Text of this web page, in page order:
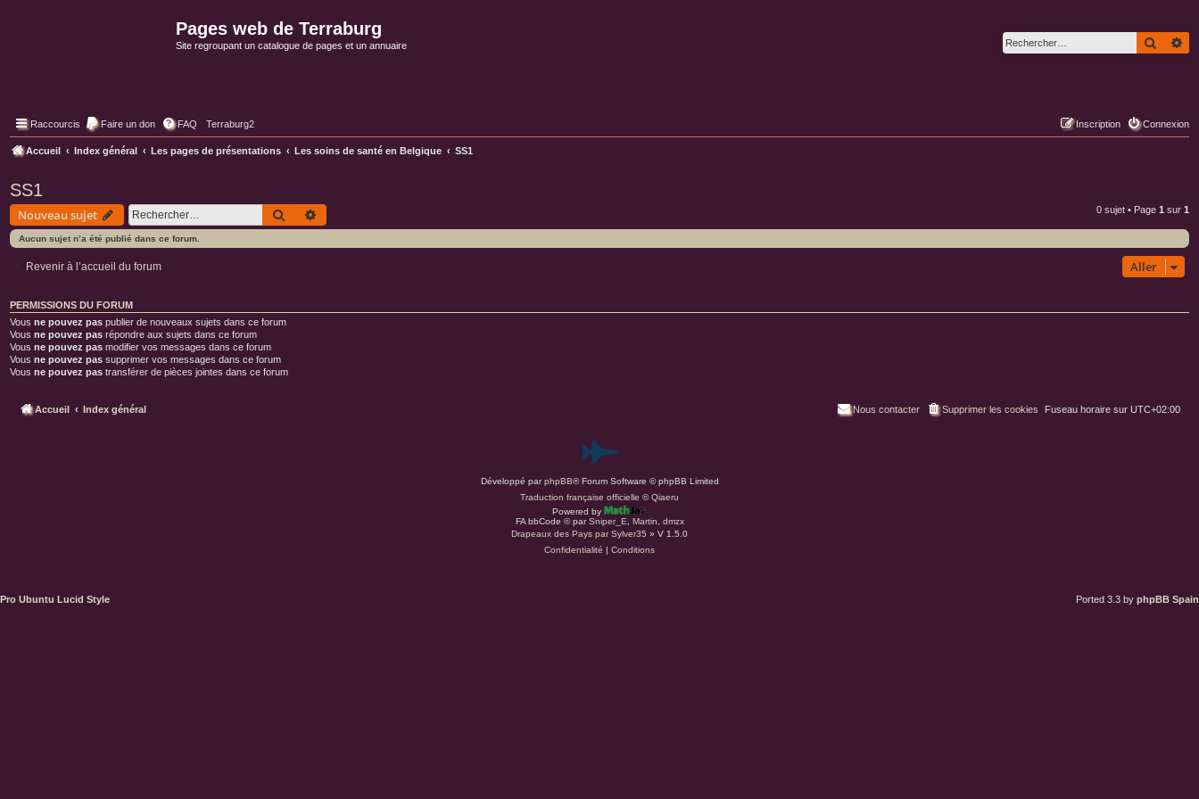
Pages web de Terraburg
Site regroupant un catalogue de pages et un annuaire
Raccourcis Faire un don FAQ Terraburg2 Connexion
Inscription
Accueil Index général Les pages de présentations Les soins de santé en Belgique SS1
SS1
Nouveau sujet Rechercher 0 sujet • Page 1 sur 1
Aucun sujet n’a été publié dans ce forum.
Revenir à l’accueil du forum Aller
PERMISSIONS DU FORUM
Vous ne pouvez pas publier de nouveaux sujets dans ce forum
Vous ne pouvez pas répondre aux sujets dans ce forum
Vous ne pouvez pas modifier vos messages dans ce forum
Vous ne pouvez pas supprimer vos messages dans ce forum
Vous ne pouvez pas transférer de pièces jointes dans ce forum
Accueil Index général Fuseau horaire sur UTC+02:00
Supprimer les cookies
Nous contacter
P
a
r
d
Développé parphpBB® Forum Software © phpBB Limited
Traduction française officielle ©Qiaeru
Powered by
FA bbCode ©parSniper_E Martin
dmzx
Drapeaux des Pays par Sylver35 » V 1.5.0
Confidentialité | Conditions
Pro Ubuntu Lucid Style Ported 3.3 by phpBB Spain